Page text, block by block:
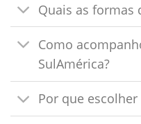
Quais as formas
Como
SulAmérica?
Por que escolher